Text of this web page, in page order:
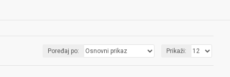
Poređaj po: Prikaži: